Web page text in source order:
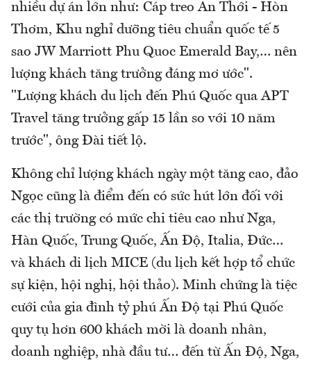
nhiều dự án lớn như: Cáp treo An Thới - Hòn
Thơm, Khu nghỉ dưỡng tiêu chuẩn quốc tế 5
sao JW Marriott Phu Quoc Emerald Bay,… nên
lượng khách tăng trưởng đáng mơ ước".
"Lượng khách du lịch đến Phú Quốc qua APT
Travel tăng trưởng gấp 15 lần so với 10 năm
trước", ông Đài tiết lộ.
Không chỉ lượng khách ngày một tăng cao, đảo
Ngọc cũng là điểm đến có sức hút lớn đối với
các thị trường có mức chi tiêu cao như Nga,
Hàn Quốc, Trung Quốc, Ấn Độ, Italia, Đức…
và khách di lịch MICE (du lịch kết hợp tổ chức
sự kiện, hội nghị, hội thảo). Minh chứng là tiệc
cưới của gia đình tỷ phú Ấn Độ tại Phú Quốc
quy tụ hơn 600 khách mời là doanh nhân,
doanh nghiệp, nhà đầu tư… đến từ Ấn Độ, Nga,